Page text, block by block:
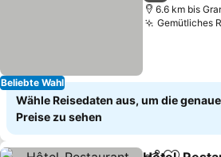
Beliebte Wahl
6.6 km bis
Gemütliches
Wähle Reisedaten aus, um die
Preise zu sehen